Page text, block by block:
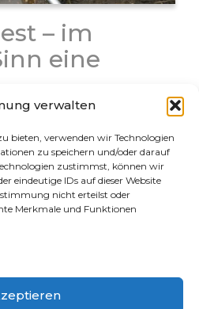
verwalten
bieten, verwenden wir Technologien
zu speichern und/oder darauf
zustimmst, können wir
eindeutige IDs auf dieser Website
nicht erteilst oder
Merkmale und Funktionen
– im
eine
schlimmste Erkrankung bei
ist und der Krankheitsverlauf
Symptome zu 100 % tödlich
Krebshalter, denen die